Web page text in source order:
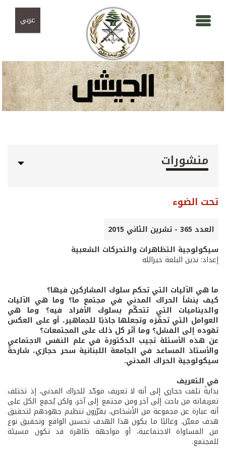
عربي
منشورات
تحت الضوء
العدد 365 - تشرين الثاني 2015
سيكولوجية التظاهرات والتحركات الشعبية
إعداد: ندين البلعة خيرالله
ما هي الآليات التي تحكم سلوك المشاركين فيها؟
كيف ينشأ الحراك المدني في مجتمع ما؟ وما هي الآليات
والديناميات التي تتحكّم بسلوك الأفراد فيه؟ وما هي
العوامل التي تحفّزه وتجعلها جاذبًا للجماهير، أو على العكس
تقوده إلى الفشل؟ وما أثر كل ذلك على المجتمعات؟
عن هذه الأسئلة تجيب الدكتورة في علم النفس الاجتماعي
والأستاذ المساعد في الجامعة اللبنانية سحر حجازي، شارحةً
سيكولوجية الحراك المدني.
في التعريف
بدايةً تلفت حجازي إلى أنه لا تعريف موحّد للحراك المدني، إذ تختلف
تعريفاته من باحث إلى آخر ومن مجتمع إلى آخر، ولكن يُجمِع الكل على
أنه عبارة عن مجموعة من الأشخاص، يقرّرون تنظيم جهودهم لتحقيق
هدف معيّن. وغالبًا ما يكون هذا الهدف تحسين الواقع وتحقيق نوع
من المساواة الاجتماعية، أو مواجهة ظاهرة قد تكون مسيئة
للمجتمع.